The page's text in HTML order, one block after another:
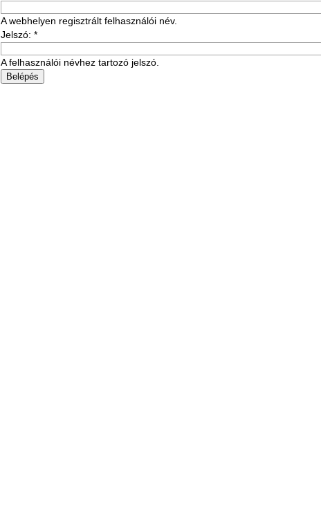
A webhelyen regisztrált felhasználói név.
Jelszó: *
A felhasználói névhez tartozó jelszó.